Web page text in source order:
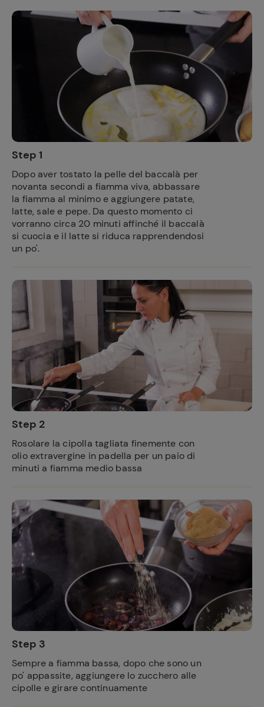
Step 1
Dopo aver tostato la pelle del baccalà per
novanta secondi a fiamma viva, abbassare
la fiamma al minimo e aggiungere patate,
latte, sale e pepe. Da questo momento ci
vorranno circa 20 minuti affinché il baccalà
si cuocia e il latte si riduca rapprendendosi
un po'.
Step 2
Rosolare la cipolla tagliata finemente con
olio extravergine in padella per un paio di
minuti a fiamma medio bassa
Step 3
Sempre a fiamma bassa, dopo che sono un
po' appassite, aggiungere lo zucchero alle
cipolle e girare continuamente